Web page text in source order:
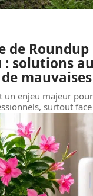
de
: solutions
un enjeu majeur
surtout